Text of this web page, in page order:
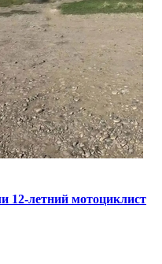
12-летний мотоциклист